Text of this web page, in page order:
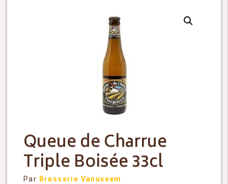
Queue de Charrue
Triple Boisée 33cl
Par Brasserie Vanuxeem